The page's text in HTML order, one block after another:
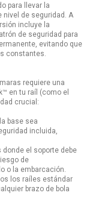
para llevar la
de seguridad. A
incluye la
de seguridad para
evitando que
constantes.
requiere una
en tu raíl (como el
crucial:
base sea
incluida,
donde el soporte debe
de
o la embarcación.
los raíles estándar
brazo de bola